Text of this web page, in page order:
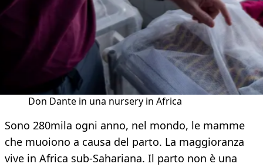
Don Dante in una nursery in Africa
Sono 280mila ogni anno, nel mondo, le mamme
che muoiono a causa del parto. La maggioranza
vive in Africa sub-Sahariana. Il parto non è una